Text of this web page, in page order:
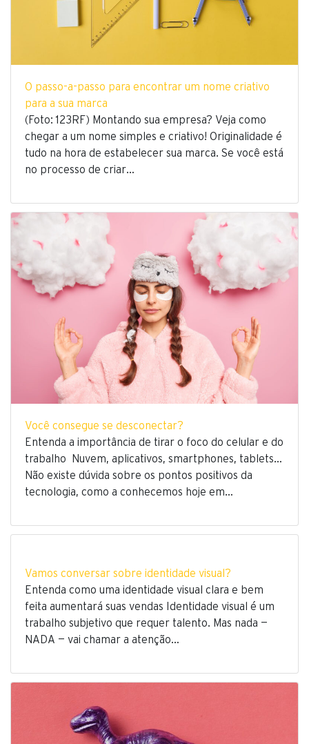
O passo-a-passo para encontrar um nome criativo
para a sua marca
(Foto: 123RF) Montando sua empresa? Veja como
chegar a um nome simples e criativo! Originalidade é
tudo na hora de estabelecer sua marca. Se você está
no processo de criar…
Você consegue se desconectar?
Entenda a importância de tirar o foco do celular e do
trabalho Nuvem, aplicativos, smartphones, tablets…
Não existe dúvida sobre os pontos positivos da
tecnologia, como a conhecemos hoje em…
Vamos conversar sobre identidade visual?
Entenda como uma identidade visual clara e bem
feita aumentará suas vendas Identidade visual é um
trabalho subjetivo que requer talento. Mas nada —
NADA — vai chamar a atenção…